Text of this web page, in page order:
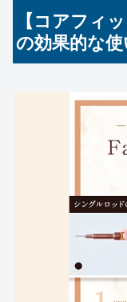
【コアフィ
の効果的な